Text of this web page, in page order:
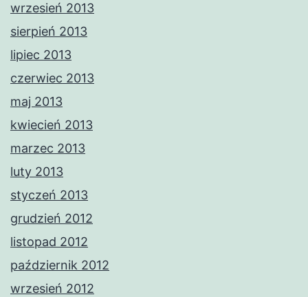
wrzesień 2013
sierpień 2013
lipiec 2013
czerwiec 2013
maj 2013
kwiecień 2013
marzec 2013
luty 2013
styczeń 2013
grudzień 2012
listopad 2012
październik 2012
wrzesień 2012